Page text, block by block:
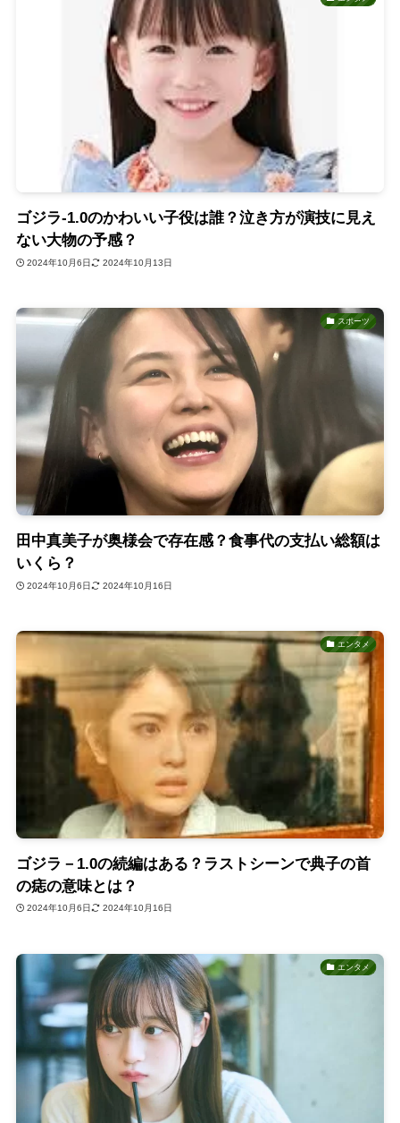
ゴジラ-1.0のかわいい子役は誰？泣き方が演技に見え
ない大物の予感？
2024年10月6日 2024年10月13日
スポーツ
田中真美子が奥様会で存在感？食事代の支払い総額は
いくら？
2024年10月6日 2024年10月16日
エンタメ
ゴジラ－1.0の続編はある？ラストシーンで典子の首
の痣の意味とは？
2024年10月6日 2024年10月16日
エンタメ